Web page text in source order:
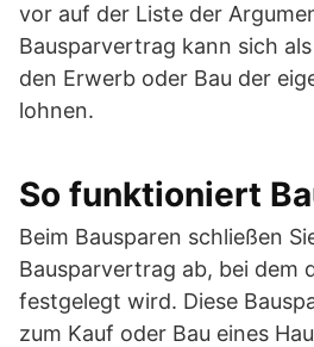
vor auf der Liste der
Bausparvertrag kann sich
den Erwerb oder Bau der
lohnen.
So funktioniert
Beim Bausparen schließen
Bausparvertrag ab, bei dem
festgelegt wird. Diese
zum Kauf oder Bau eines